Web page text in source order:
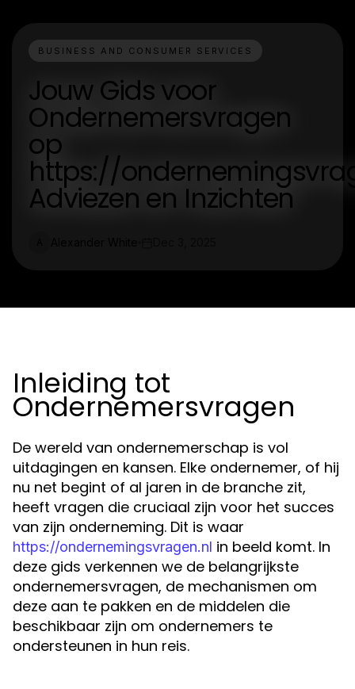
BUSINESS AND CONSUMER SERVICES
Jouw Gids voor
Ondernemersvragen
op
https://
Adviezen en Inzichten
Inleiding tot
Ondernemersvragen
De wereld van ondernemerschap is vol
uitdagingen en kansen. Elke ondernemer, of hij
nu net begint of al jaren in de branche zit,
heeft vragen die cruciaal zijn voor het succes
van zijn onderneming. Dit is waar
https://ondernemingsvragen.nl in beeld komt. In
deze gids verkennen we de belangrijkste
ondernemersvragen, de mechanismen om
deze aan te pakken en de middelen die
beschikbaar zijn om ondernemers te
ondersteunen in hun reis.